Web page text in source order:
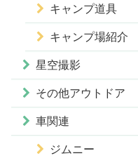
キャンプ道具
キャンプ場紹介
星空撮影
その他アウトドア
車関連
ジムニー